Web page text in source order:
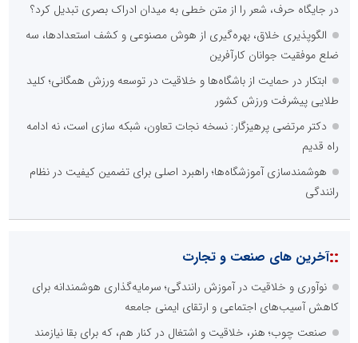
در جایگاه حرف، شعر را از متن خطی به میدان ادراک بصری تبدیل کرد؟
الگوپذیری خلاق، بهره‌گیری از هوش مصنوعی و کشف استعدادها، سه
ضلع موفقیت جوانان کارآفرین
ابتکار در حمایت از باشگاه‌ها و خلاقیت در توسعه ورزش همگانی؛ کلید
طلایی پیشرفت ورزش کشور
دکتر مرتضی پرهیزگار: نسخه نجات تعاون، شبکه سازی است، نه ادامه
راه قدیم
هوشمندسازی آموزشگاه‌ها؛ راهبرد اصلی برای تضمین کیفیت در نظام
رانندگی
::آخرین های صنعت و تجارت
نوآوری و خلاقیت در آموزش رانندگی؛ سرمایه‌گذاری هوشمندانه برای
کاهش آسیب‌های اجتماعی و ارتقای ایمنی جامعه
صنعت چوب؛ هنر، خلاقیت و اشتغال در کنار هم، که برای بقا نیازمند